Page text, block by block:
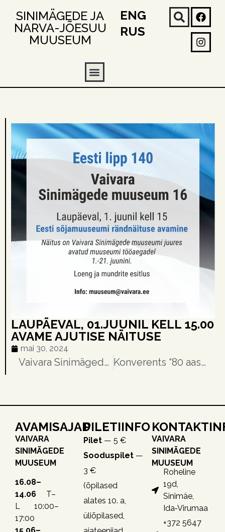
SINIMÄGEDE JA
NARVA-JÕESUU
MUUSEUM
ENG
RUS
LAUPÄEVAL, 01.JUUNIL KELL 15.00
AVAME AJUTISE NÄITUSE
mai 30, 2024
Vaivara Sinimägede muuseumis ootab külastajaid uus näitus inimestest ja saatustest Konverents “80 aastat Sinimägede lahingutest”
AVAMISAJAD
VAIVARA
SINIMÄGEDE
MUUSEUM
16.08–
14.06 T–
L 10:00–
17:00
PILETIINFO
Pilet — 5 €
Sooduspilet —
3 €
(õpilased
alates 10. a,
üliõpilased,
VAIVARA
SINIMÄGEDE
MUUSEUM
Roheline
19d,
Sinimäe,
Ida‑Virumaa
+372 5647